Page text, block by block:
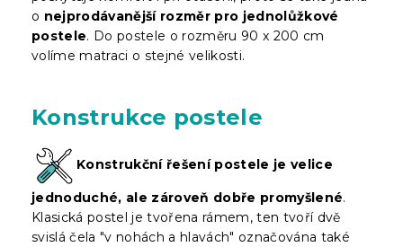
o nejprodávanější rozměr pro jednolůžkové
postele. Do postele o rozměru 90 x 200 cm
volíme matraci o stejné velikosti.
Konstrukce postele
Konstrukční řešení postele je velice
jednoduché, ale zároveň dobře promyšlené.
Klasická postel je tvořena rámem, ten tvoří dvě
svislá čela "v nohách a hlavách" označována také